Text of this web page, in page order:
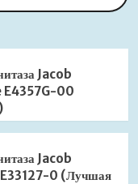
Jacob
E4357G-00
Jacob
0 (Лучшая